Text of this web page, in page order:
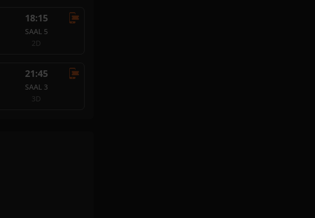
18:15
SAAL 5
2D
21:45
SAAL 3
3D